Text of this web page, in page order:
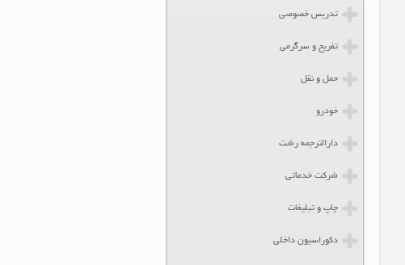
تدریس خصوصی
تفریح و سرگرمی
حمل و نقل
خودرو
دارالترجمه رشت
شرکت خدماتی
چاپ و تبلیغات
دکوراسیون داخلی